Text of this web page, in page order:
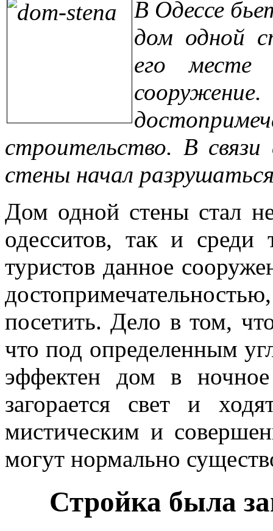
В Одессе
дом одной
его месте
строительство. В
стены начал
Дом одной стены стал
одесситов, так и среди
туристов данное
посетить. Дело в том,
что под определенным
эффектен дом в
загорается свет и
мистическим и
могут нормально
Стройка была